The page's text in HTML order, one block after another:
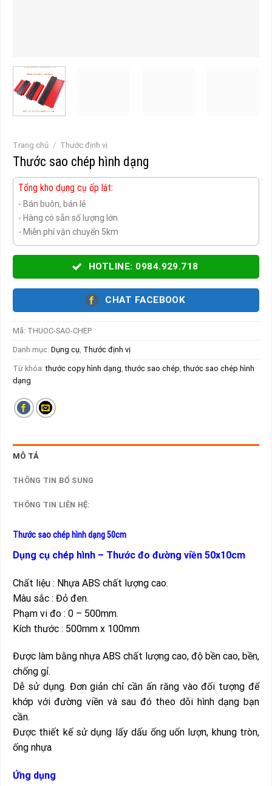
Trang chủ / Thước định vị
Thước sao chép hình dạng
Tổng kho dụng cụ ốp lát:
- Bán buôn, bán lẻ
- Hàng có sẵn số lượng lớn
- Miễn phí vận chuyển 5km
HOTLINE: 0984.929.718
CHAT FACEBOOK
Mã: THUOC-SAO-CHEP
Danh mục: Dụng cụ, Thước định vị
Từ khóa:thước copy hình dạng,thước sao chép,thước sao chép hình
dạng
MÔ TẢ
THÔNG TIN BỔ SUNG
THÔNG TIN LIÊN HỆ:
Thước sao chép hình dạng 50cm
Dụng cụ chép hình – Thước đo đường viền 50x10cm
Chất liệu : Nhựa ABS chất lượng cao.
Màu sắc : Đỏ đen.
Phạm vi đo : 0 – 500mm.
Kích thước : 500mm x 100mm
Được làm bằng nhựa ABS chất lượng cao, độ bền cao, bền,
chống gỉ.
Dễ sử dụng. Đơn giản chỉ cần ấn răng vào đối tượng để
khớp với đường viền và sau đó theo dõi hình dạng bạn
cần.
Được thiết kế sử dụng lấy dấu ống uốn lượn, khung tròn,
ống nhựa
Ứng dụng